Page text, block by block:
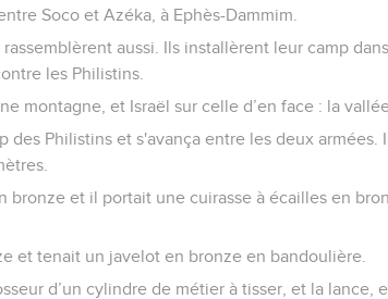
Soco et Azéka, à Ephès-Dammim.
aussi. Ils installèrent leur camp
les Philistins.
montagne, et Israël sur celle d’en face : la
des Philistins et s'avança entre les deux armées.
bronze et il portait une cuirasse à écailles en
et tenait un javelot en bronze en bandoulière.
d’un cylindre de métier à tisser, et la lance,